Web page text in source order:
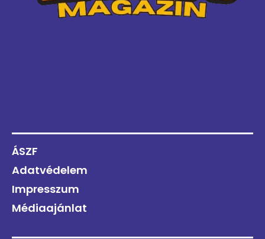
ÁSZF
Adatvédelem
Impresszum
Médiaajánlat